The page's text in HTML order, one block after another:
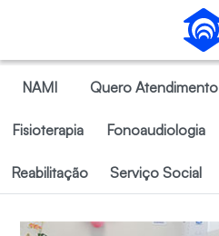
Pular para o Conteúdo principal
NAMI Quero Atendimento
Fisioterapia Fonoaudiologia
Reabilitação Serviço Social